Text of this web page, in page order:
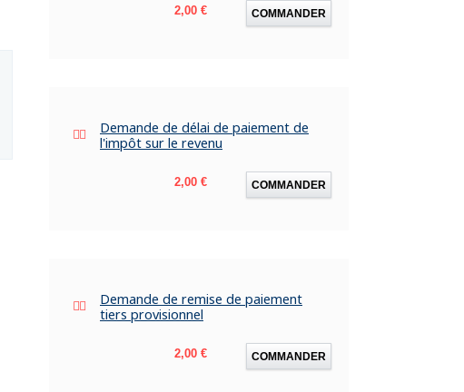
Prix
2,00 € COMMANDER
Demande de délai de paiement de
l'impôt sur le revenu
Prix
2,00 € COMMANDER
Demande de remise de paiement
tiers provisionnel
Prix
2,00 € COMMANDER